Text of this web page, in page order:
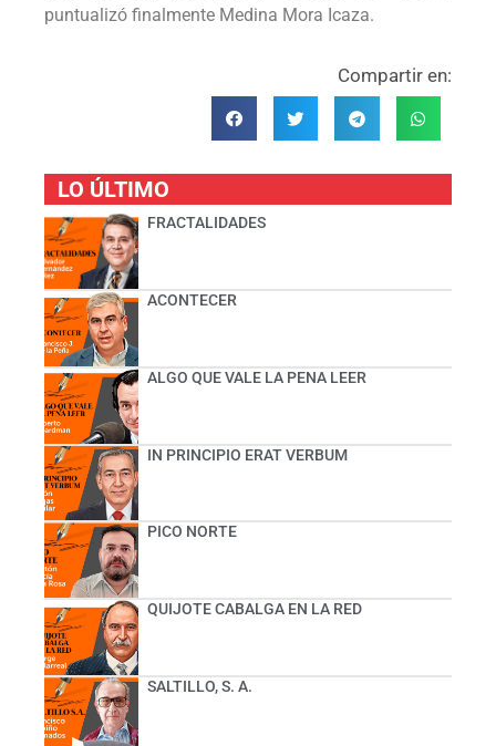
puntualizó finalmente Medina Mora Icaza.
Compartir en:
LO ÚLTIMO
FRACTALIDADES
ACONTECER
ALGO QUE VALE LA PENA LEER
IN PRINCIPIO ERAT VERBUM
PICO NORTE
QUIJOTE CABALGA EN LA RED
SALTILLO, S. A.